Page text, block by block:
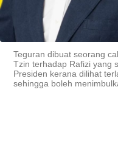
Teguran dibuat seorang
Tzin terhadap Rafizi yang
Presiden kerana dilihat
sehingga boleh